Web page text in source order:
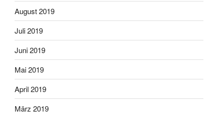
August 2019
Juli 2019
Juni 2019
Mai 2019
April 2019
März 2019